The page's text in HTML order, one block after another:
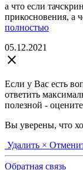
а что если
прикосновения, а
полностью
05.12.2021
close
Если у Вас есть
ответить
полезной -
Вы уверены, что
Удалить ×
Обратная связь